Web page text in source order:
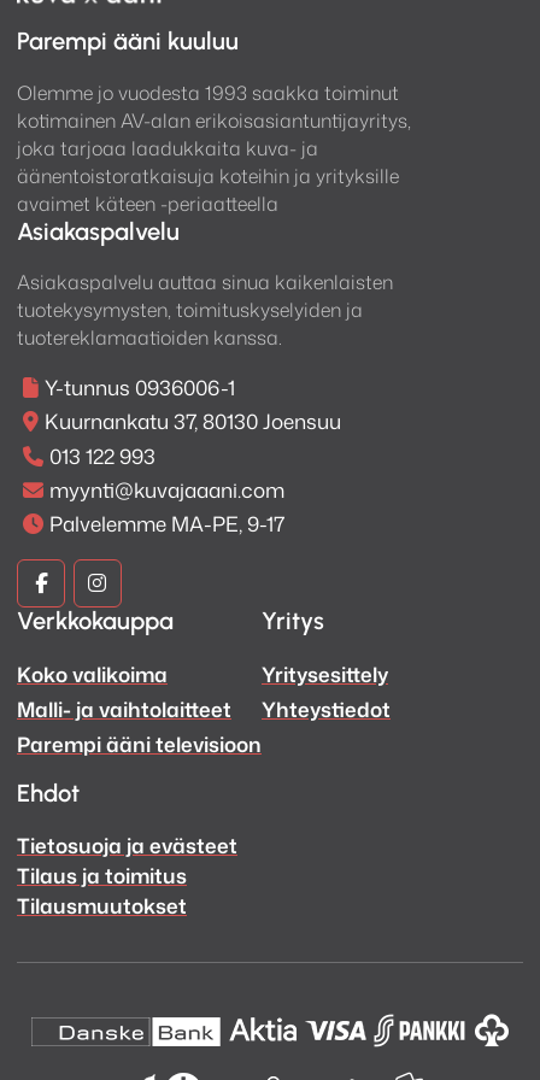
täydellisesti.
Korvatyynyt
Korvatyynyt on suunniteltu erityisen paksuiksi ja
epäsymmetrisiksi, jotta ne mukailevat korvan
muotoa. Viistotut tyynyt mukautuvat pään muotoon,
tarjoten poikkeuksellisen mukavuuden ja miellyttävän
Parempi ääni kuuluu
Olemme jo vuodesta 1993 saakka toiminut
kotimainen AV-alan erikoisasiantuntijayritys,
joka tarjoaa laadukkaita kuva- ja
äänentoistoratkaisuja koteihin ja yrityksille
avaimet käteen -periaatteella
Asiakaspalvelu
Asiakaspalvelu auttaa sinua kaikenlaisten
tuotekysymysten, toimituskyselyiden ja
tuotereklamaatioiden kanssa.
Y-tunnus 0936006-1
Kuurnankatu 37, 80130 Joensuu
013 122 993
myynti@kuvajaaani.com
Palvelemme MA-PE, 9-17
Kuva
ja
Ääni
Facebook
Kuva
ja
Ääni
Instagram
Verkkokauppa
Koko valikoima
Malli- ja vaihtolaitteet
Parempi ääni televisioon
Yritys
Yritysesittely
Yhteystiedot
Ehdot
Tietosuoja ja evästeet
Tilaus ja toimitus
Tilausmuutokset